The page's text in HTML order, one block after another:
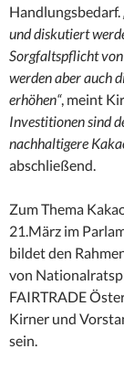
Handlungsbedarf.
und diskutiert
Sorgfaltspflicht
werden aber auch
erhöhen“, meint
Investitionen sind
nachhaltigere
abschließend.
Zum Thema
21.März im
bildet den
von
FAIRTRADE
Kirner und
sein.